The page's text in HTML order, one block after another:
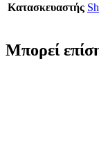
Κατασκευαστής
Μπορεί